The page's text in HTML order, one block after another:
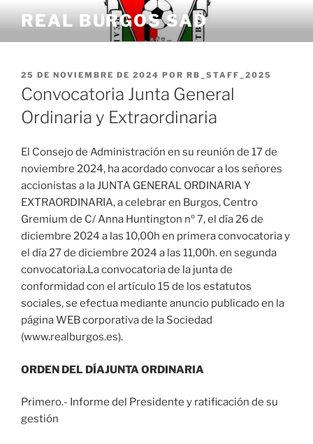
contenido
REAL BURGOS SAD
PUBLICADO
EL
25 DE NOVIEMBRE DE 2024 POR RB_STAFF_2025
Convocatoria Junta General
Ordinaria y Extraordinaria
El Consejo de Administración en su reunión de 17 de
noviembre 2024, ha acordado convocar a los señores
accionistas a la JUNTA GENERAL ORDINARIA Y
EXTRAORDINARIA, a celebrar en Burgos, Centro
Gremium de C/ Anna Huntington nº 7, el día 26 de
diciembre 2024 a las 10,00h en primera convocatoria y
el día 27 de diciembre 2024 a las 11,00h. en segunda
convocatoria.La convocatoria de la junta de
conformidad con el artículo 15 de los estatutos
sociales, se efectua mediante anuncio publicado en la
página WEB corporativa de la Sociedad
(www.realburgos.es).
ORDEN DEL DÍAJUNTA ORDINARIA
Primero.- Informe del Presidente y ratificación de su
gestión